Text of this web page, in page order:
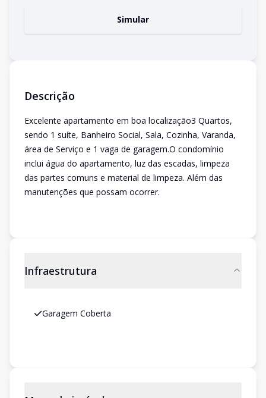
Simular
Descrição
Excelente apartamento em boa localização3 Quartos,
sendo 1 suíte, Banheiro Social, Sala, Cozinha, Varanda,
área de Serviço e 1 vaga de garagem.O condomínio
inclui água do apartamento, luz das escadas, limpeza
das partes comuns e material de limpeza. Além das
manutenções que possam ocorrer.
Infraestrutura
Garagem Coberta